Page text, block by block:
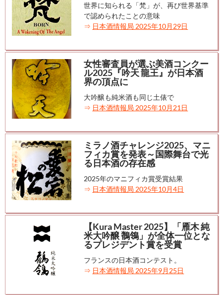
世界に知られる「梵」が、再び世界基準
で認められたことの意味
⇒ 日本酒情報局 2025年10月29日
女性審査員が選ぶ美酒コンクー
ル2025『吟天 龍王』が日本酒
界の頂点に
大吟醸も純米酒も同じ土俵で
⇒ 日本酒情報局 2025年10月21日
ミラノ酒チャレンジ2025、マニ
フィカ賞を発表～国際舞台で光
る日本酒の存在感
2025年のマニフィカ賞受賞結果
⇒ 日本酒情報局 2025年10月4日
【Kura Master 2025】「雁木 純
米大吟醸 鶺鴒」が全体一位とな
るプレジデント賞を受賞
フランスの日本酒コンテスト。
⇒ 日本酒情報局 2025年9月25日